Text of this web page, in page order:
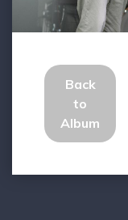
Back
to
Album